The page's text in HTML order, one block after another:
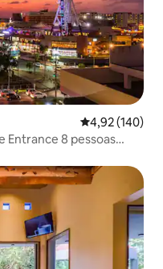
4,92 de uma
4,92 (140)
Entrance 8 pessoas